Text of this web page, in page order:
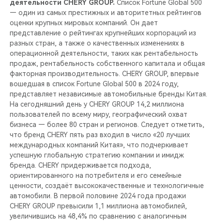
деятельности CHERY GROUP. Список Fortune Global 500
— один из самых престижных и авторитетных рейтингов
оценки крупных мировых компаний. Он дает
представление о рейтингах крупнейших корпораций из
разных стран, а также о качественных изменениях в
операционной деятельности, таких как рентабельность
продаж, рентабельность собственного капитала и общая
факторная производительность. CHERY GROUP, впервые
вошедшая в список Fortune Global 500 в 2024 году,
представляет независимые автомобильные бренды Китая.
На сегодняшний день у CHERY GROUP 14,2 миллиона
пользователей по всему миру, географический охват
бизнеса — более 80 стран и регионов. Следует отметить,
что бренд CHERY пять раз входил в число «20 лучших
международных компаний Китая», что подчеркивает
успешную глобальную стратегию компании и имидж
бренда. CHERY придерживается подхода,
ориентированного на потребителя и его семейные
ценности, создаёт высококачественные и технологичные
автомобили. В первой половине 2024 года продажи
CHERY GROUP превысили 1,1 миллиона автомобилей,
увеличившись на 48,4% по сравнению с аналогичным